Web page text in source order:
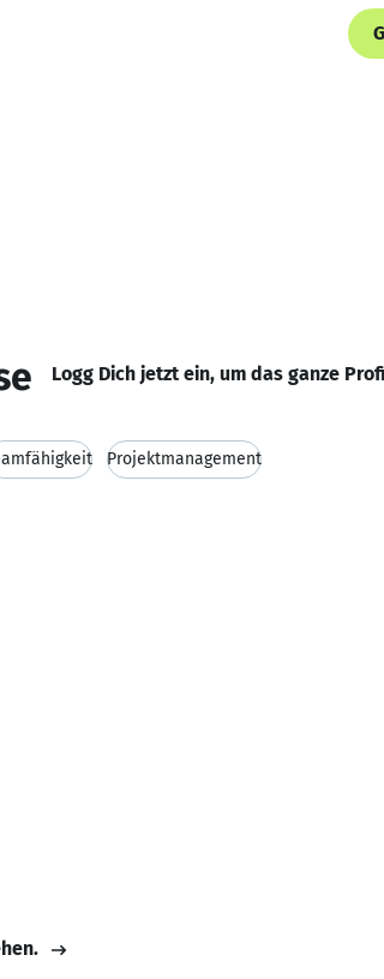
Logg Dich jetzt ein, um das ganze
Projektmanagement